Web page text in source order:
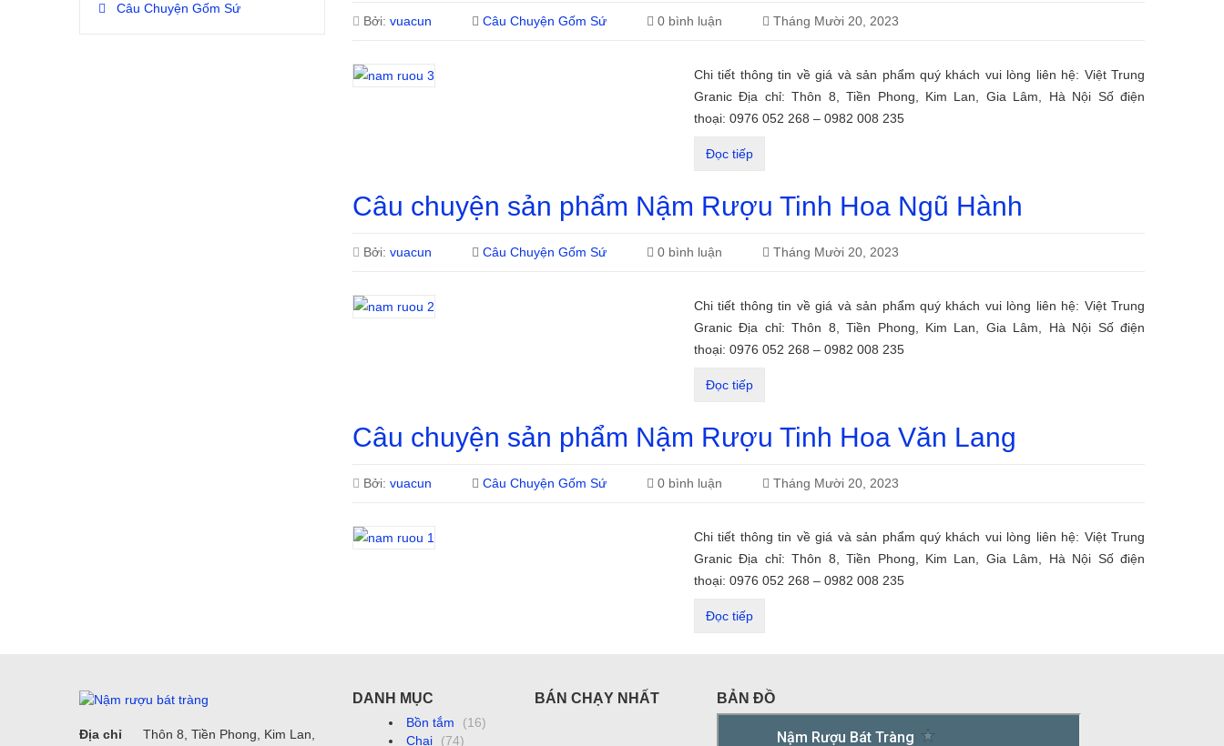
Bởi: vuacun Câu Chuyện Gốm Sứ 0 bình luận Tháng Mười 20, 2023
Chi tiết thông tin về giá và sản phẩm quý khách vui lòng liên hệ: Việt Trung
Granic Địa chỉ: Thôn 8, Tiền Phong, Kim Lan, Gia Lâm, Hà Nội Số điện
thoại: 0976 052 268 – 0982 008 235
Đọc tiếp
Câu chuyện sản phẩm Nậm Rượu Tinh Hoa Ngũ Hành
Bởi: vuacun Câu Chuyện Gốm Sứ 0 bình luận Tháng Mười 20, 2023
Chi tiết thông tin về giá và sản phẩm quý khách vui lòng liên hệ: Việt Trung
Granic Địa chỉ: Thôn 8, Tiền Phong, Kim Lan, Gia Lâm, Hà Nội Số điện
thoại: 0976 052 268 – 0982 008 235
Đọc tiếp
Câu chuyện sản phẩm Nậm Rượu Tinh Hoa Văn Lang
Bởi: vuacun Câu Chuyện Gốm Sứ 0 bình luận Tháng Mười 20, 2023
Chi tiết thông tin về giá và sản phẩm quý khách vui lòng liên hệ: Việt Trung
Granic Địa chỉ: Thôn 8, Tiền Phong, Kim Lan, Gia Lâm, Hà Nội Số điện
thoại: 0976 052 268 – 0982 008 235
Đọc tiếp
Câu Chuyện Gốm Sứ
Địa chỉ
Thôn 8, Tiền Phong, Kim Lan,
DANH MỤC
Bồn tắm
(16)
Chai
(74)
BÁN CHẠY NHẤT BẢN ĐỒ